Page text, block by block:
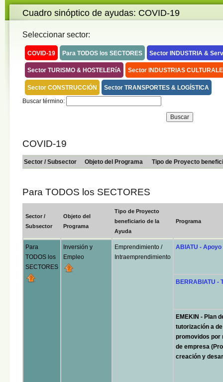
Cuadro sinóptico de ayudas: COVID-19
Seleccionar sector:
COVID-19 Para TODOS los SECTORES Sector INDUSTRIA &
Sector TURISMO & HOSTELERíA Sector INDUSTRIAS
Sector CONSTRUCCIÓN
Sector TRANSPORTES & LOGÍSTICA
Buscar término:
COVID-19
Sector / Subsector Objeto del Programa Tipo de Proyecto
Para TODOS los SECTORES
Sector /
Subsector
Objeto del
Programa
Tipo de Proyecto
beneficiario de la
Ayuda
Programa
Para
TODOS los
SECTORES
Inversión y
Empleo
Emprendimiento /
Intraemprendimiento
ABIATU -
BERRABIATU -
EMEKIN - Plan
tutorización a
promovidos por
de empresa
creación y